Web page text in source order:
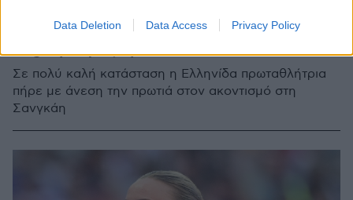
Data Deletion Data Access Privacy Policy
Απίθανη βολή στα 64.90μ και πρωτιά στο Diamond
League για την Τζένγκο - Βίντεο
Σε πολύ καλή κατάσταση η Ελληνίδα πρωταθλήτρια
πήρε με άνεση την πρωτιά στον ακοντισμό στη
Σανγκάη